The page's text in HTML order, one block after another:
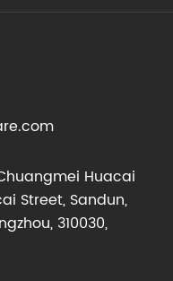
Huacai
Street, Sandun,
310030,